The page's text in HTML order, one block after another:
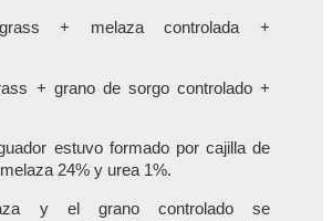
+ melaza controlada +
+ grano de sorgo controlado +
estuvo formado por cajilla de
24% y urea 1%.
y el grano controlado se